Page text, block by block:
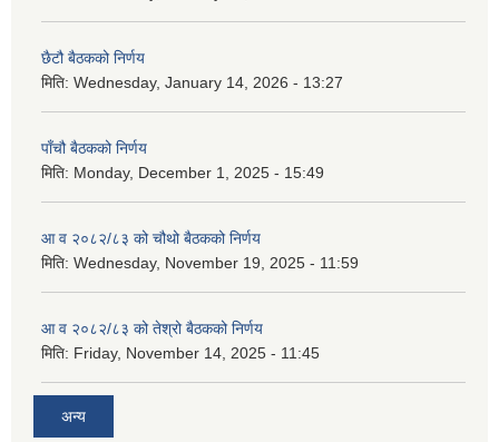
छैटौ बैठकको निर्णय
मिति: Wednesday, January 14, 2026 - 13:27
पाँचौ बैठकको निर्णय
मिति: Monday, December 1, 2025 - 15:49
आ व २०८२/८३ को चौथो बैठकको निर्णय
मिति: Wednesday, November 19, 2025 - 11:59
आ व २०८२/८३ को तेश्रो बैठकको निर्णय
मिति: Friday, November 14, 2025 - 11:45
अन्य